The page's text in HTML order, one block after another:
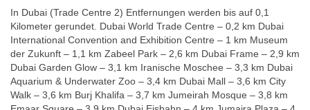
In Dubai (Trade Centre 2) Entfernungen werden bis auf 0,1
Kilometer gerundet. Dubai World Trade Centre – 0,2 km Dubai
International Convention and Exhibition Centre – 1 km Museum
der Zukunft – 1,1 km Zabeel Park – 2,6 km Dubai Frame – 2,9 km
Dubai Garden Glow – 3,1 km Iranische Moschee – 3,3 km Dubai
Aquarium & Underwater Zoo – 3,4 km Dubai Mall – 3,6 km City
Walk – 3,6 km Burj Khalifa – 3,7 km Jumeirah Mosque – 3,8 km